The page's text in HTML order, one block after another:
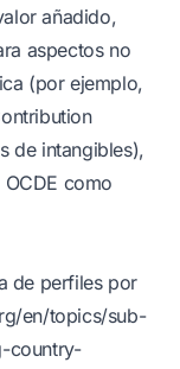
añadido,
aspectos no
(por ejemplo,
de intangibles),
como
de perfiles por
en/topics/sub-
country-